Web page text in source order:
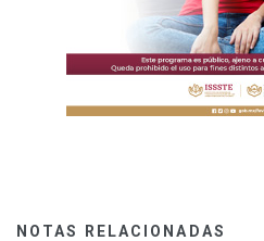
NOTAS RELACIONADAS